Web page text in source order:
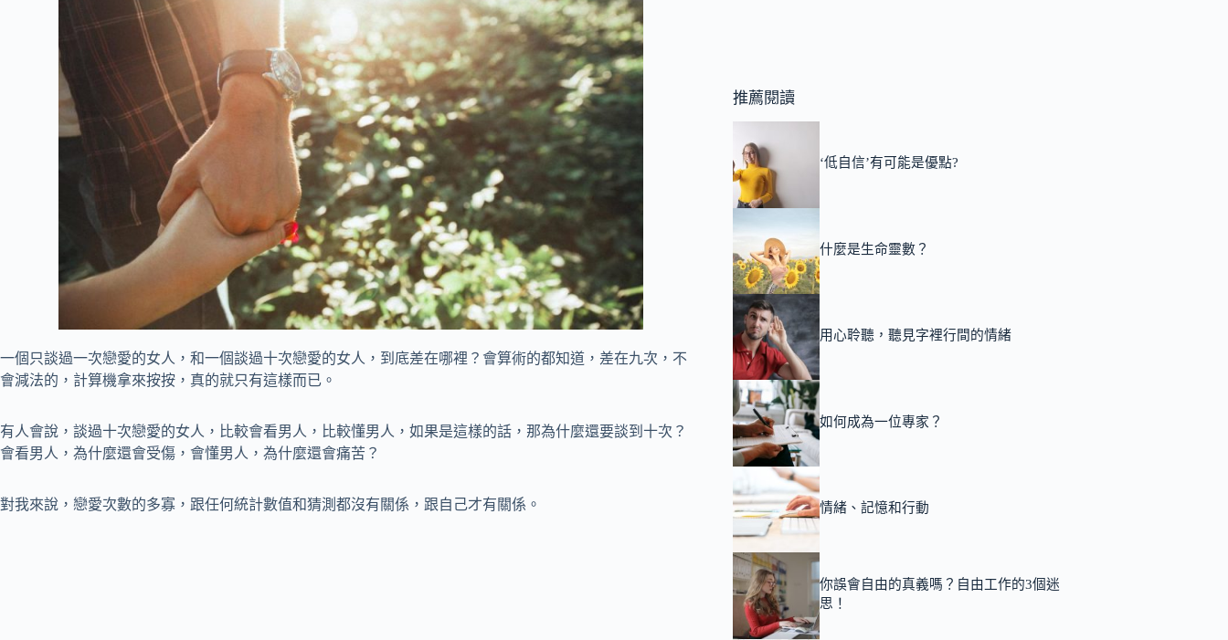
一個只談過一次戀愛的女人，和一個談過十次戀愛的女人，到底差在哪裡？會算術的都知道，差在九次，不
會減法的，計算機拿來按按，真的就只有這樣而已。
有人會說，談過十次戀愛的女人，比較會看男人，比較懂男人，如果是這樣的話，那為什麼還要談到十次？
會看男人，為什麼還會受傷，會懂男人，為什麼還會痛苦？
對我來說，戀愛次數的多寡，跟任何統計數值和猜測都沒有關係，跟自己才有關係。
推薦閱讀
‘低自信’有可能是優點?
什麼是生命靈數？
用心聆聽，聽見字裡行間的情緒
如何成為一位專家？
情緒、記憶和行動
你誤會自由的真義嗎？自由工作的3個迷
思！